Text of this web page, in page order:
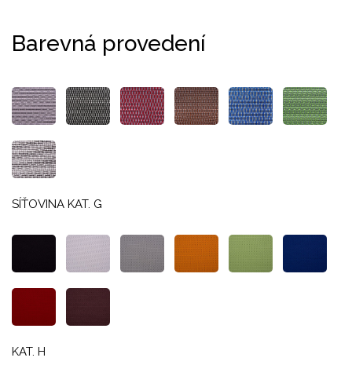
Barevná provedení
SÍŤOVINA KAT. G
KAT. H